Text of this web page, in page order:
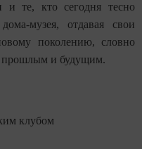
и те, кто сегодня тесно
музея, отдавая свои
поколению, словно
прошлым и будущим.
клубом